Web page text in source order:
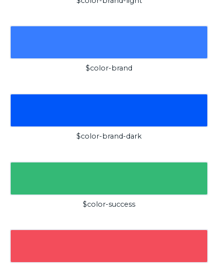
$color-brand
$color-brand-dark
$color-success